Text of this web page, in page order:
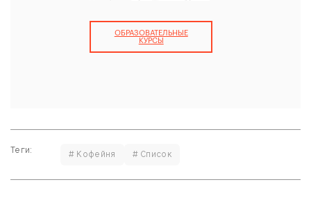
ОБРАЗОВАТЕЛЬНЫЕ
КУРCЫ
Теги: # Кофейня # Список